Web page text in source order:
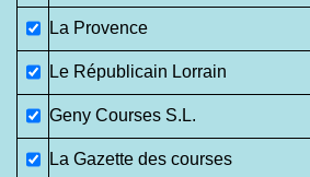
La Provence
Le Républicain Lorrain
Geny Courses S.L.
La Gazette des courses